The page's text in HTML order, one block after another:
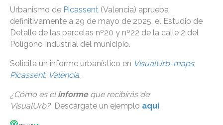
Urbanismo de Picassent (Valencia) aprueba
definitivamente a 29 de mayo de 2025, el Estudio de
Detalle de las parcelas nº20 y nº22 de la calle 2 del
Polígono Industrial del municipio.
Solicita un informe urbanístico en VisualUrb-maps
Picassent, Valencia.
¿Cómo es el informe que recibirás de
VisualUrb?Descárgate un ejemplo aquí.